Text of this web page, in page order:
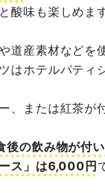
酸味も楽しめま
道産素材などを
はホテルパティ
、または紅茶が
後の飲み物が付
ス」は6,000円